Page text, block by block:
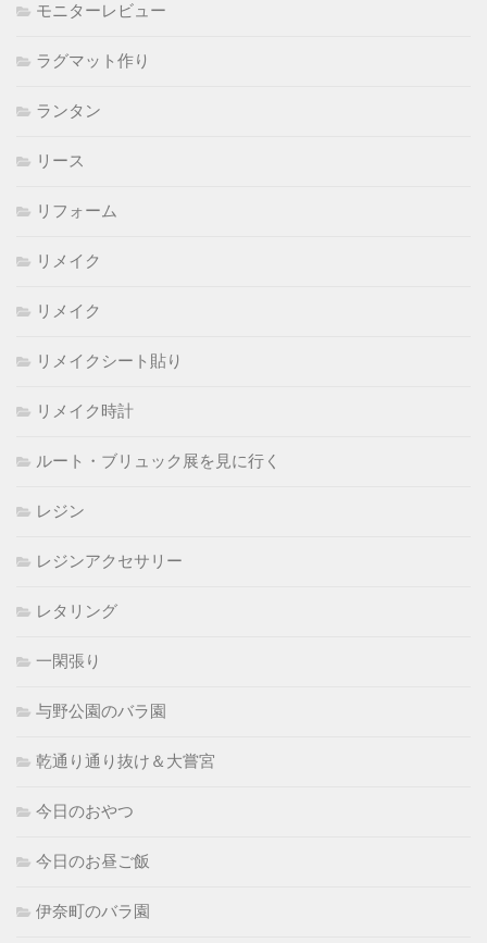
モニターレビュー
ラグマット作り
ランタン
リース
リフォーム
リメイク
リメイク
リメイクシート貼り
リメイク時計
ルート・ブリュック展を見に行く
レジン
レジンアクセサリー
レタリング
一閑張り
与野公園のバラ園
乾通り通り抜け＆大嘗宮
今日のおやつ
今日のお昼ご飯
伊奈町のバラ園